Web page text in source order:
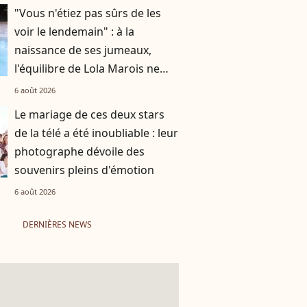
"Vous n'étiez pas sûrs de les
voir le lendemain" : à la
naissance de ses jumeaux,
l'équilibre de Lola Marois ne
tenait qu'à un fil
6 août 2026
Le mariage de ces deux stars
de la télé a été inoubliable : leur
photographe dévoile des
souvenirs pleins d'émotion
6 août 2026
DERNIÈRES NEWS